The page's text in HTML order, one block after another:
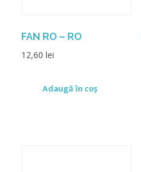
FAN RO – RO
12,60 lei
Adaugă în coș